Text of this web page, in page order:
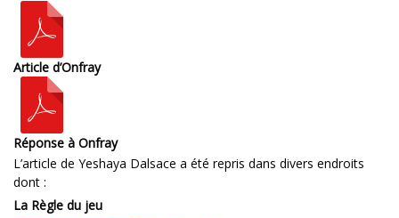
Article d’Onfray
Réponse à Onfray
L’article de Yeshaya Dalsace a été repris dans divers endroits
dont :
La Règle du jeu